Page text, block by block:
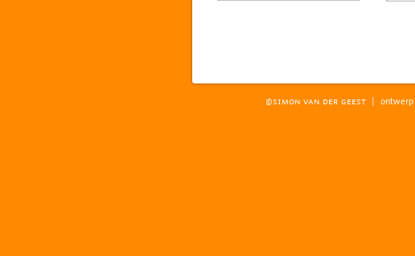
©SIMON VAN DER GEEST | ontwerp